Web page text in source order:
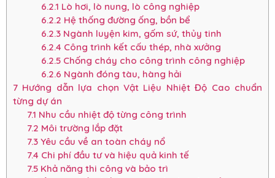
6.2.1 Lò hơi, lò nung, lò công nghiệp
6.2.2 Hệ thống đường ống, bồn bể
6.2.3Ngành luyện kim, gốm sứ, thủy tinh
6.2.4 Công trình kết cấu thép, nhà xưởng
6.2.5Chống cháy cho công trình công nghiệp
6.2.6 Ngành đóng tàu, hàng hải
7 Hướng dẫn lựa chọn Vật Liệu Nhiệt Độ Cao chuẩn
từng dự án
7.1 Nhu cầu nhiệt độ từng công trình
7.2 Môi trường lắp đặt
7.3Yêu cầu về an toàn cháy nổ
7.4 Chi phí đầu tư và hiệu quả kinh tế
7.5Khả năng thi công và bảo trì